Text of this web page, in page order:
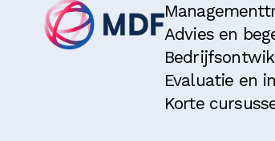
Advies en
Evaluatie en
Korte